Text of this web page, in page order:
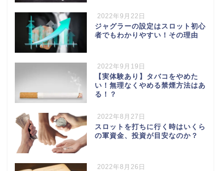
2022年9月22日
ジャグラーの設定はスロット初心
者でもわかりやすい！その理由
2022年9月19日
【実体験あり】タバコをやめた
い！無理なくやめる禁煙方法はあ
る！？
2022年8月27日
スロットを打ちに行く時はいくら
の軍資金、投資が目安なのか？
2022年8月26日